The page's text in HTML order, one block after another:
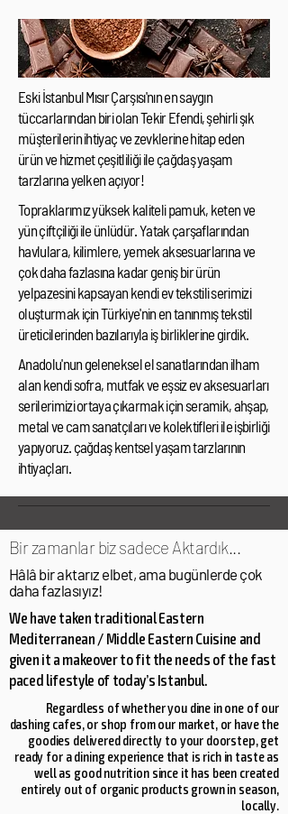
Eski İstanbul Mısır Çarşısı'nın en saygın
tüccarlarından biri olan Tekir Efendi, şehirli şık
müşterilerin ihtiyaç ve zevklerine hitap eden
ürün ve hizmet çeşitliliği ile çağdaş yaşam
tarzlarına yelken açıyor!
Topraklarımız yüksek kaliteli pamuk, keten ve
yün çiftçiliği ile ünlüdür. Yatak çarşaflarından
havlulara, kilimlere, yemek aksesuarlarına ve
çok daha fazlasına kadar geniş bir ürün
yelpazesini kapsayan kendi ev tekstili serimizi
oluşturmak için Türkiye'nin en tanınmış tekstil
üreticilerinden bazılarıyla iş birliklerine girdik.
Anadolu'nun geleneksel el sanatlarından ilham
alan kendi sofra, mutfak ve eşsiz ev aksesuarları
serilerimizi ortaya çıkarmak için seramik, ahşap,
metal ve cam sanatçıları ve kolektifleri ile işbirliği
yapıyoruz. çağdaş kentsel yaşam tarzlarının
ihtiyaçları.
Bir zamanlar biz sadece Aktardık...
Hâlâ bir aktarız elbet, ama bugünlerde çok
daha fazlasıyız!
We have taken traditional Eastern
Mediterranean / Middle Eastern Cuisine and
given it a makeover to fit the needs of the fast
paced lifestyle of today’s Istanbul.
Regardless of whether you dine in one of our
dashing cafes, or shop from our market, or have the
goodies delivered directly to your doorstep, get
ready for a dining experience that is rich in taste as
well as good nutrition since it has been created
entirely out of organic products grown in season,
locally.